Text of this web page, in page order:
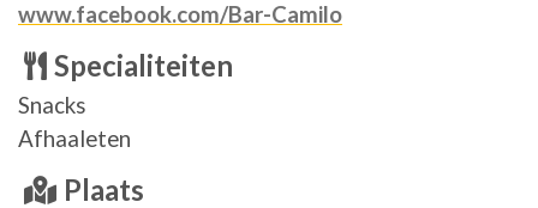
www.facebook.com/Bar-Camilo
Specialiteiten
Snacks
Afhaaleten
Plaats